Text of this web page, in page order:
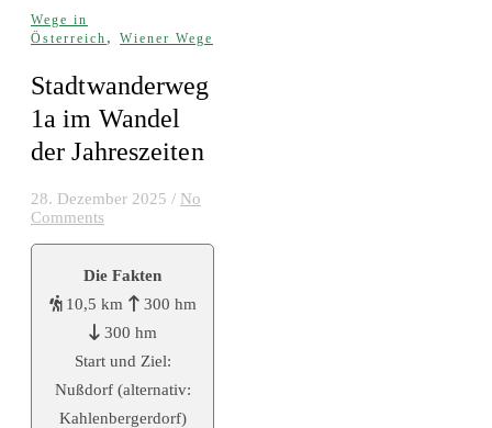
Wege in
Österreich , Wiener Wege
Stadtwanderweg
1a im Wandel
der Jahreszeiten
28. Dezember 2025 / No
Comments
Die Fakten
10,5 km
300 hm
300 hm
Start und Ziel:
Nußdorf (alternativ:
Kahlenbergerdorf)